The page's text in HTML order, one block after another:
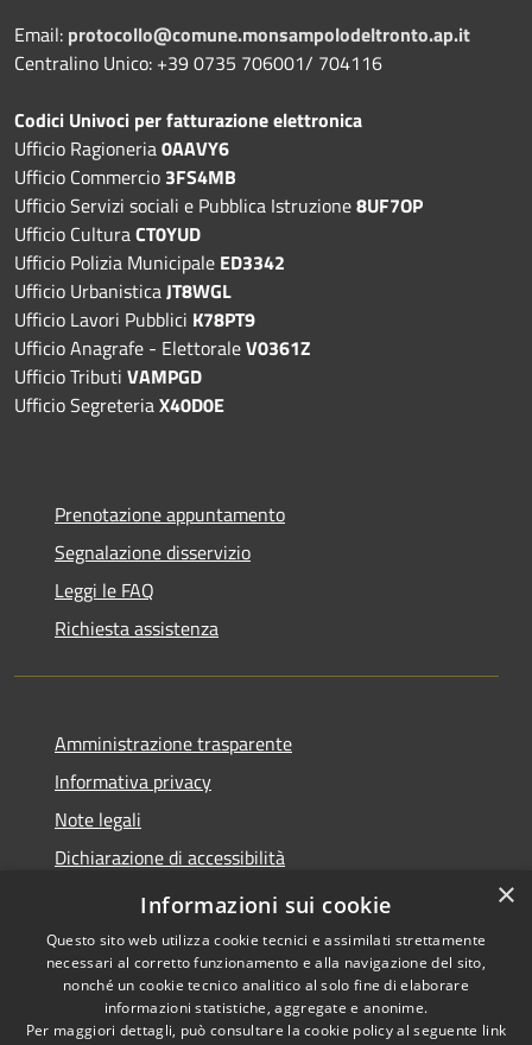
Email: protocollo@comune.monsampolodeltronto.ap.it
Centralino Unico: +39 0735 706001/ 704116
Codici Univoci per fatturazione elettronica
Ufficio Ragioneria0AAVY6
Ufficio Commercio 3FS4MB
Ufficio Servizi sociali e Pubblica Istruzione8UF7OP
Ufficio CulturaCT0YUD
Ufficio Polizia Municipale ED3342
Ufficio UrbanisticaJT8WGL
Ufficio Lavori Pubblici K78PT9
Ufficio Anagrafe - ElettoraleV0361Z
Ufficio Tributi VAMPGD
Ufficio SegreteriaX40D0E
Prenotazione appuntamento
Segnalazione disservizio
Leggi le FAQ
Richiesta assistenza
Amministrazione trasparente
Informativa privacy
Note legali
Dichiarazione di accessibilità
RSS
Accessibilità
Privacy
Dichiarazione Accessibilità
Amministrazione
trasparente
×
Informazioni sui cookie
Questo sito web utilizza cookie tecnici e assimilati strettamente
necessari al corretto funzionamento e alla navigazione del sito,
nonché un cookie tecnico analitico al solo fine di elaborare
informazioni statistiche, aggregate e anonime.
Per maggiori dettagli, può consultare la cookie policy al seguente link